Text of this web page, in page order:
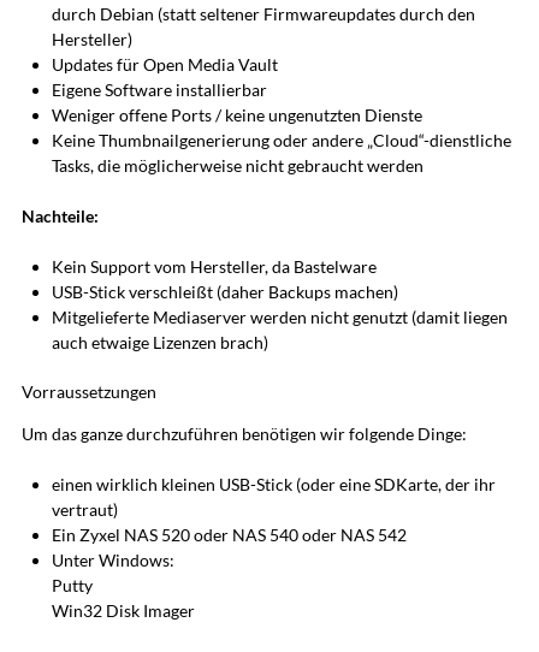
durch Debian (statt seltener Firmwareupdates durch den
Hersteller)
Updates für Open Media Vault
Eigene Software installierbar
Weniger offene Ports / keine ungenutzten Dienste
Keine Thumbnailgenerierung oder andere „Cloud“-dienstliche
Tasks, die möglicherweise nicht gebraucht werden
Nachteile:
Kein Support vom Hersteller, da Bastelware
USB-Stick verschleißt (daher Backups machen)
Mitgelieferte Mediaserver werden nicht genutzt (damit liegen
auch etwaige Lizenzen brach)
Vorraussetzungen
Um das ganze durchzuführen benötigen wir folgende Dinge:
einen wirklich kleinen USB-Stick (oder eine SDKarte, der ihr
vertraut)
Ein Zyxel NAS 520 oder NAS 540 oder NAS 542
Unter Windows:
Putty
Win32 Disk Imager